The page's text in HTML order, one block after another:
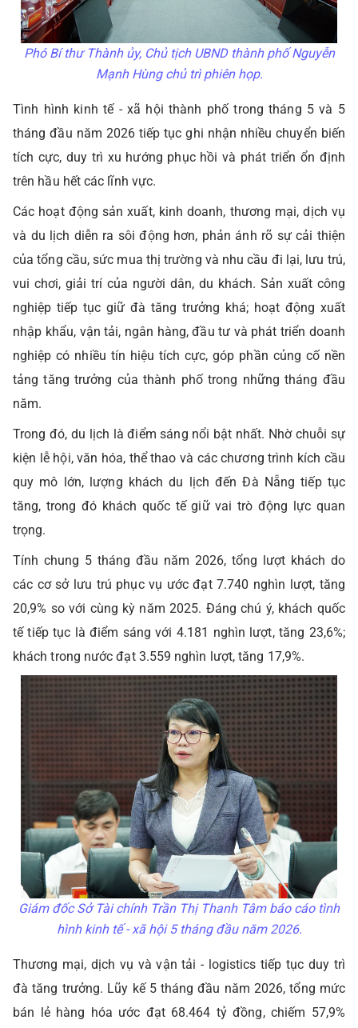
Phó Bí thư Thành ủy, Chủ tịch UBND thành phố Nguyễn
Mạnh Hùng chủ trì phiên họp.
Tình hình kinh tế - xã hội thành phố trong tháng 5 và 5
tháng đầu năm 2026 tiếp tục ghi nhận nhiều chuyển biến
tích cực, duy trì xu hướng phục hồi và phát triển ổn định
trên hầu hết các lĩnh vực.
Các hoạt động sản xuất, kinh doanh, thương mại, dịch vụ
và du lịch diễn ra sôi động hơn, phản ánh rõ sự cải thiện
của tổng cầu, sức mua thị trường và nhu cầu đi lại, lưu trú,
vui chơi, giải trí của người dân, du khách. Sản xuất công
nghiệp tiếp tục giữ đà tăng trưởng khá; hoạt động xuất
nhập khẩu, vận tải, ngân hàng, đầu tư và phát triển doanh
nghiệp có nhiều tín hiệu tích cực, góp phần củng cố nền
tảng tăng trưởng của thành phố trong những tháng đầu
năm.
Trong đó, du lịch là điểm sáng nổi bật nhất. Nhờ chuỗi sự
kiện lễ hội, văn hóa, thể thao và các chương trình kích cầu
quy mô lớn, lượng khách du lịch đến Đà Nẵng tiếp tục
tăng, trong đó khách quốc tế giữ vai trò động lực quan
trọng.
Tính chung 5 tháng đầu năm 2026, tổng lượt khách do
các cơ sở lưu trú phục vụ ước đạt 7.740 nghìn lượt, tăng
20,9% so với cùng kỳ năm 2025. Đáng chú ý, khách quốc
tế tiếp tục là điểm sáng với 4.181 nghìn lượt, tăng 23,6%;
khách trong nước đạt 3.559 nghìn lượt,tăng 17,9%.
Giám đốc Sở Tài chính Trần Thị Thanh Tâm báo cáo tình
hình kinh tế - xã hội 5 tháng đầu năm 2026.
Thương mại, dịch vụ và vận tải - logistics tiếp tục duy trì
đà tăng trưởng. Lũy kế 5 tháng đầu năm 2026, tổng mức
bán lẻ hàng hóa ước đạt 68.464 tỷ đồng, chiếm 57,9%